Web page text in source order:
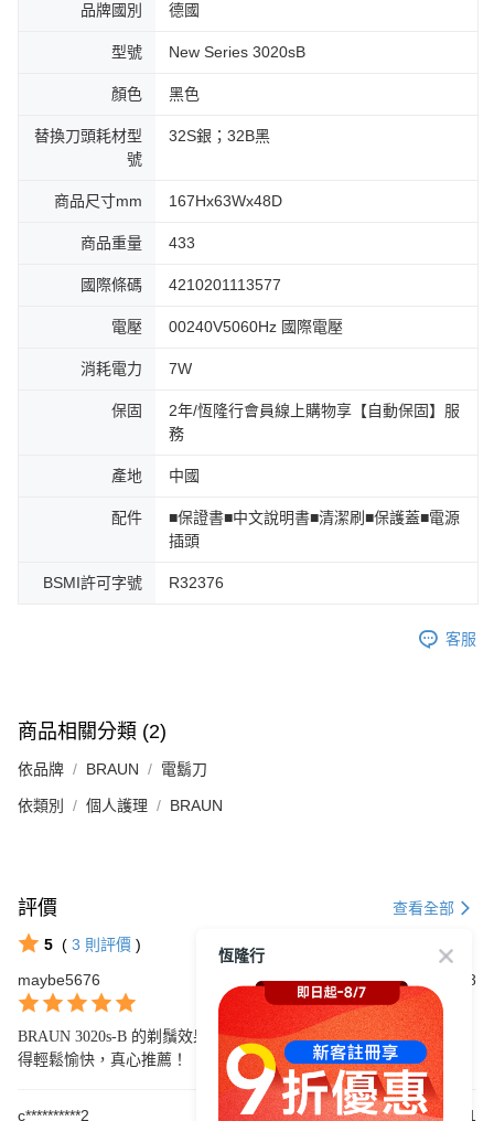
品牌國別 德國
型號 New Series 3020sB
顏色 黑色
替換刀頭耗材型
號
32S銀；32B黑
商品尺寸mm 167Hx63Wx48D
商品重量 433
國際條碼 4210201113577
電壓 00240V5060Hz 國際電壓
消耗電力 7W
保固
2年/恆隆行會員線上購物享【自動保固】服
務
產地 中國
配件
■保證書■中文說明書■清潔刷■保護蓋■電源
插頭
BSMI許可字號 R32376
客服
商品相關分類 (2)
依品牌 BRAUN 電鬍刀
依類別 個人護理 BRAUN
評價 查看全部
5 ( 3 則評價 )
maybe5676
2025/08/08
BRAUN 3020s-B 的剃鬚效果非常出色，操作簡便，讓每次剃鬚都變
得輕鬆愉快，真心推薦！
c**********2 2024/08/31
恆隆行